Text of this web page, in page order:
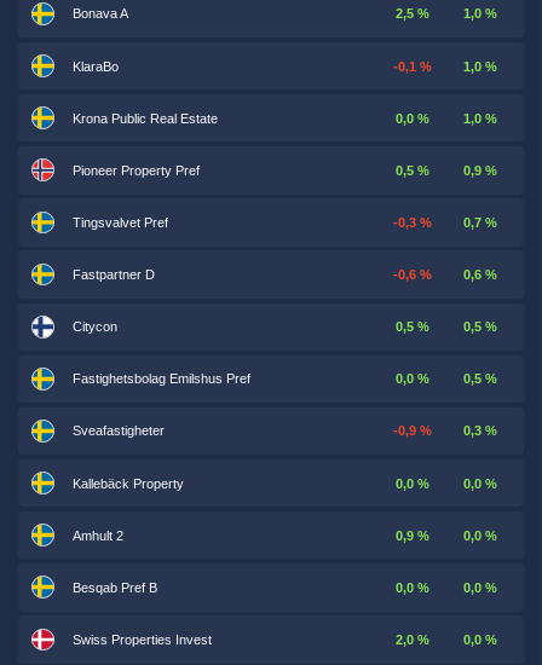
Bonava A 2,5 % 1,0 %
KlaraBo -0,1 % 1,0 %
Krona Public Real Estate 0,0 % 1,0 %
Pioneer Property Pref 0,5 % 0,9 %
Tingsvalvet Pref -0,3 % 0,7 %
Fastpartner D -0,6 % 0,6 %
Citycon 0,5 % 0,5 %
Fastighetsbolag Emilshus Pref 0,0 % 0,5 %
Sveafastigheter -0,9 % 0,3 %
Kallebäck Property 0,0 % 0,0 %
Amhult 2 0,9 % 0,0 %
Besqab Pref B 0,0 % 0,0 %
Swiss Properties Invest 2,0 % 0,0 %